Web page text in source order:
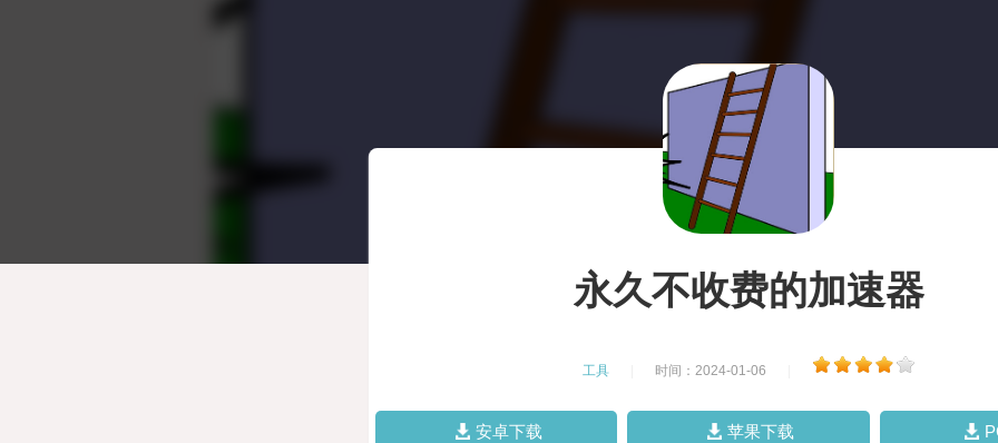
永久不收费的加速器
工具 时间：2024-01-06
安卓下载 苹果下载